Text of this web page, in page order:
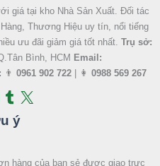
giá tại kho Nhà Sản Xuất. Đối tác
Thương Hiệu uy tín, nổi tiếng
ưu đãi giảm giá tốt nhất. Trụ sở:
Bình, HCM Email:
👨 0961 902 722| 👩 0988 569 267
ý
hàng của bạn sẻ được giao trực